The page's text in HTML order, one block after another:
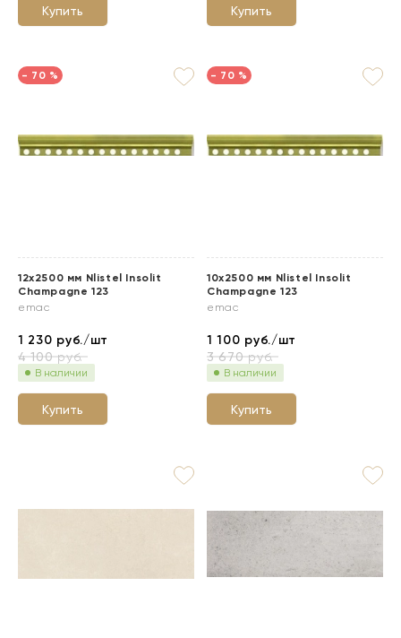
Купить Купить
- 70 %
12x2500 мм Nlistel Insolit
Champagne 123
emac
1 230 руб./шт
4 100руб.
В наличии
Купить
- 70 %
10x2500 мм Nlistel Insolit
Champagne 123
emac
1 100 руб./шт
3 670руб.
В наличии
Купить